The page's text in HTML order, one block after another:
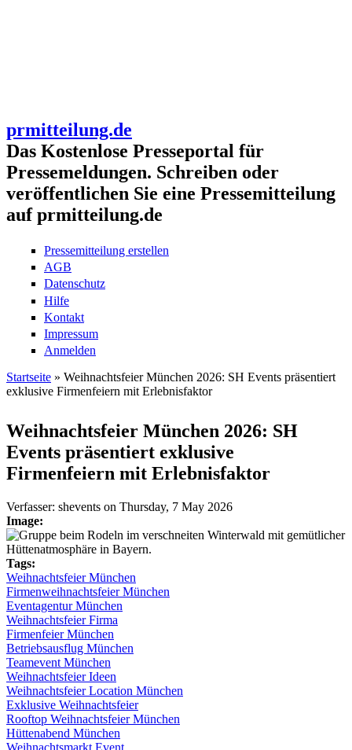
prmitteilung.de
Das Kostenlose Presseportal für
Pressemeldungen. Schreiben oder
veröffentlichen Sie eine Pressemitteilung
auf prmitteilung.de
Pressemitteilung erstellen
AGB
Datenschutz
Hilfe
Kontakt
Impressum
Anmelden
Sie sind hier
Startseite » Weihnachtsfeier München 2026: SH Events präsentiert
exklusive Firmenfeiern mit Erlebnisfaktor
Weihnachtsfeier München 2026: SH
Events präsentiert exklusive
Firmenfeiern mit Erlebnisfaktor
Verfasser: shevents on Thursday, 7 May 2026
Image:
Tags:
Weihnachtsfeier München
Firmenweihnachtsfeier München
Eventagentur München
Weihnachtsfeier Firma
Firmenfeier München
Betriebsausflug München
Teamevent München
Weihnachtsfeier Ideen
Weihnachtsfeier Location München
Exklusive Weihnachtsfeier
Rooftop Weihnachtsfeier München
Hüttenabend München
Weihnachtsmarkt Event